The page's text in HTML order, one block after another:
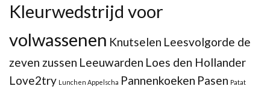
Kleurwedstrijd voor
volwassenen Knutselen Leesvolgorde de
zeven zussen Leeuwarden Loes den Hollander
Love2try Lunchen Appelscha Pannenkoeken Pasen Patat